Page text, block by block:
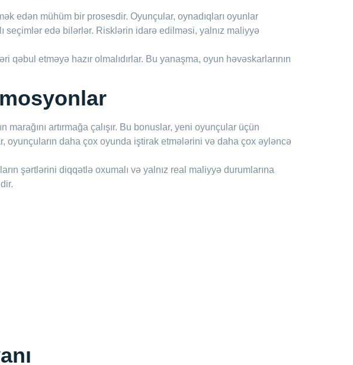
edən mühüm bir prosesdir. Oyunçular, oynadıqları oyunlar
seçimlər edə bilərlər. Risklərin idarə edilməsi, yalnız maliyyə
qəbul etməyə hazır olmalıdırlar. Bu yanaşma, oyun həvəskarlarının
artırmağa çalışır. Bu bonuslar, yeni oyunçular üçün
daha çox oyunda iştirak etmələrini və daha çox əyləncə
şərtlərini diqqətlə oxumalı və yalnız real maliyyə durumlarına